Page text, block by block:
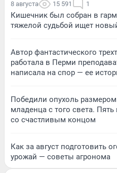
8 августа 15 591 1
Кишечник был собран в
тяжелой судьбой ищет
Автор фантастического
работала в Перми
написала на спор — ее
Победили опухоль
младенца с того света.
со счастливым концом
Как за август подготовить
урожай — советы агронома